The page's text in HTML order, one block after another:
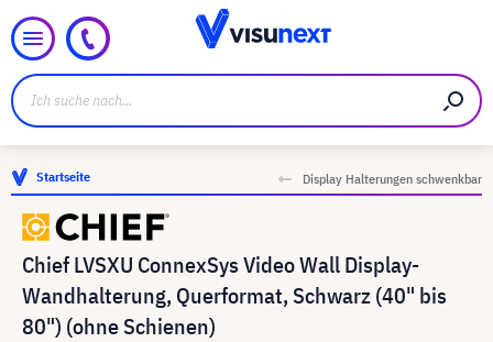
Startseite Display Halterungen schwenkbar
Chief LVSXU ConnexSys Video Wall Display-
Wandhalterung, Querformat, Schwarz (40" bis
80") (ohne Schienen)